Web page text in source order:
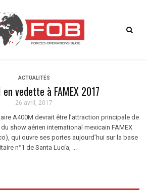
ACTUALITÉS
en vedette à FAMEX 2017
26 avril, 2017
A400M devrait être l’attraction principale de
show aérien international mexicain FAMEX
qui ouvre ses portes aujourd’hui sur la base
n°1 de Santa Lucía, ...